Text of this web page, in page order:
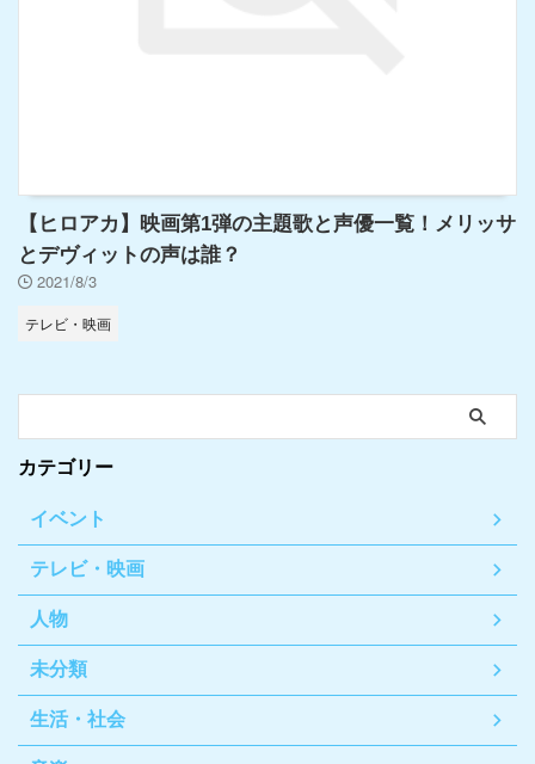
【ヒロアカ】映画第1弾の主題歌と声優一覧！メリッサ
とデヴィットの声は誰？
2021/8/3
テレビ・映画
カテゴリー
イベント
テレビ・映画
人物
未分類
生活・社会